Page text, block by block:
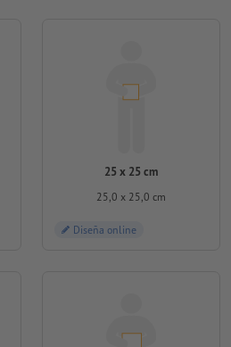
25 x 25 cm
25,0 x 25,0 cm
Diseña online